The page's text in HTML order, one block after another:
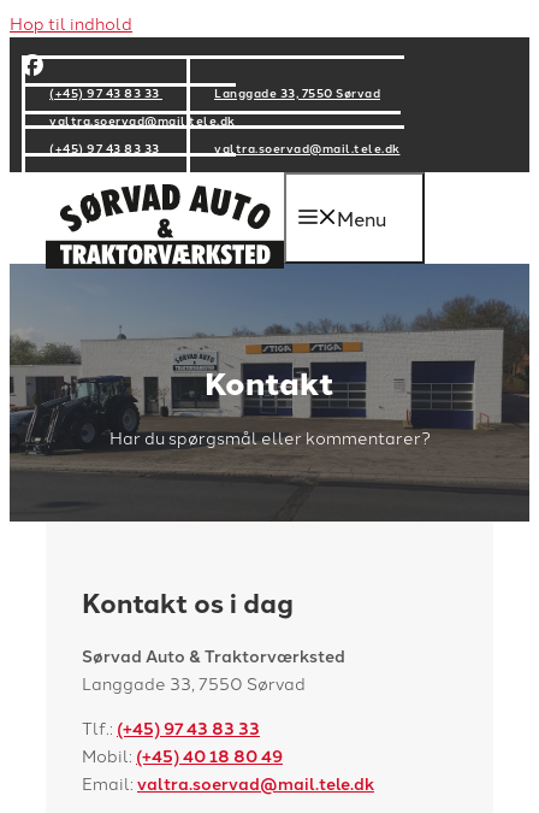
Hop til indhold
(+45) 97 43 83 33
Langgade 33, 7550 Sørvad
valtra.soervad@mail.tele.dk
(+45) 97 43 83 33
valtra.soervad@mail.tele.dk
Menu
Kontakt
Har du spørgsmål eller kommentarer?
Kontakt os i dag
Sørvad Auto & Traktorværksted
Langgade 33, 7550 Sørvad
Tlf.: (+45) 97 43 83 33
Mobil: (+45) 40 18 80 49
Email: valtra.soervad@mail.tele.dk